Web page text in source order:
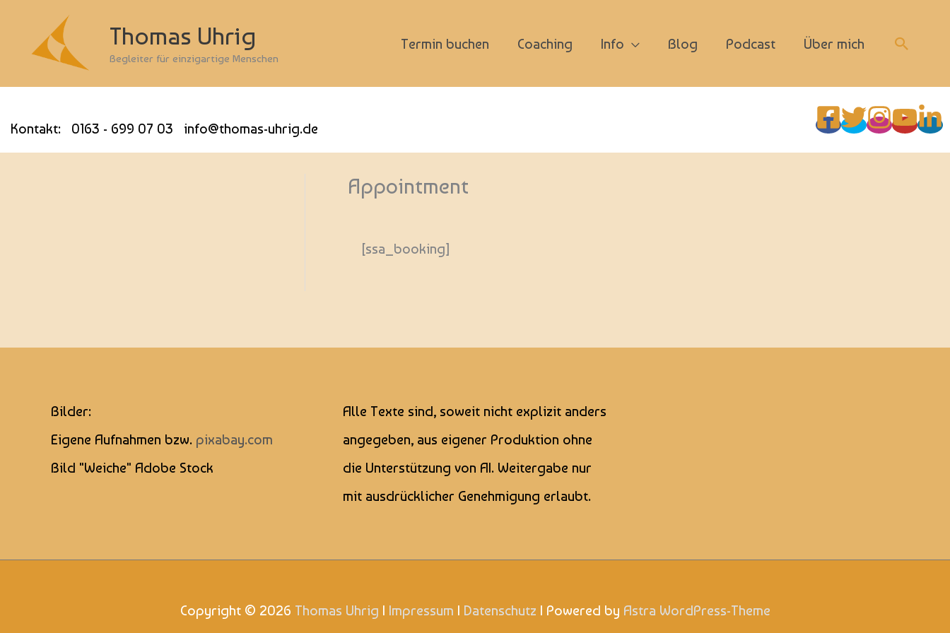
Thomas Uhrig
Begleiter für einzigartige Menschen
Termin buchen Coaching Info Blog Podcast Über mich Suchen
Kontakt: 0163 - 699 07 03 info@thomas-uhrig.de
Appointment
[ssa_booking]
Bilder:
Eigene Aufnahmen bzw. pixabay.com
Bild "Weiche" Adobe Stock
Alle Texte sind, soweit nicht explizit anders
angegeben, aus eigener Produktion ohne
die Unterstützung von AI. Weitergabe nur
mit ausdrücklicher Genehmigung erlaubt.
Copyright © 2026 Thomas Uhrig | Impressum | Datenschutz | Powered by Astra WordPress-Theme